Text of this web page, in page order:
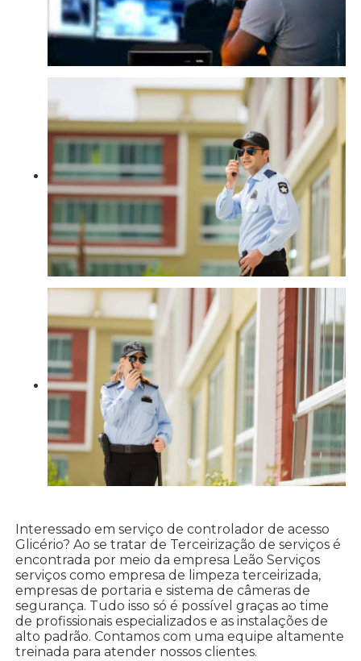
Interessado em serviço de controlador de acesso
Glicério? Ao se tratar de Terceirização de serviços é
encontrada por meio da empresa Leão Serviços
serviços como empresa de limpeza terceirizada,
empresas de portaria e sistema de câmeras de
segurança. Tudo isso só é possível graças ao time
de profissionais especializados e as instalações de
alto padrão. Contamos com uma equipe altamente
treinada para atender nossos clientes.